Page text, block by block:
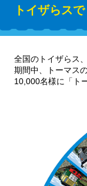
トイザらス
全国のトイザらス
期間中、トーマス
10,000名様に「ト